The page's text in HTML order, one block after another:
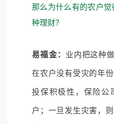
那么为什么有的农户
种理财？
易福金： 业内把这种
在农户没有受灾的年
投保积极性，保险公
户；一旦发生灾害，